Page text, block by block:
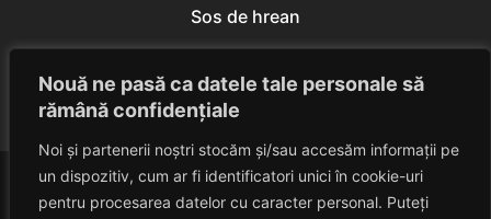
Nouă ne pasă ca datele tale personale să
rămână confidențiale
Noi și partenerii noștri stocăm și/sau accesăm informații pe
un dispozitiv, cum ar fi identificatori unici în cookie-uri
pentru procesarea datelor cu caracter personal. Puteți
Sos de hrean
Eduard Nedelcu July 23, 2014